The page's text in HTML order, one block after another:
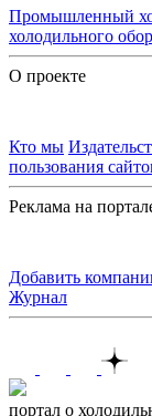
Промышленный
холодильного
О проекте
Кто мы
пользования
Реклама на
Добавить
Журнал
портал о